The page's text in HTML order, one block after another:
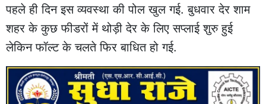
पहले ही दिन इस व्यवस्था की पोल खुल गई. बुधवार देर शाम
शहर के कुछ फीडरों में थोड़ी देर के लिए सप्लाई शुरु हुई
लेकिन फॉल्ट के चलते फिर बाधित हो गई.